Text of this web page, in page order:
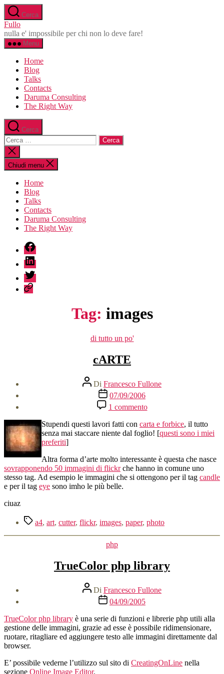
Salta
al
contenuto
Cerca
Fullo
nulla e' impossibile per chi non lo deve fare!
Menu
Home
Blog
Talks
Contacts
Daruma Consulting
The Right Way
Cerca
Cerca:
Chiudi
la
ricerca
Chiudi menu
Home
Blog
Talks
Contacts
Daruma Consulting
The Right Way
fb
linkedin
twitter
sessionize
Tag: images
Categorie
di tutto un po'
cARTE
Autore
articolo
Di Francesco Fullone
Data
dell'articolo
07/09/2006
1 commentosu
cARTE
Stupendi questi lavori fatti con carta e forbice, il tutto
senza mai staccare niente dal foglio! [questi sono i miei
preferiti]
Altra forma d’arte molto interessante è questa che nasce
sovrapponendo 50 immagini di flickrche hanno in comune uno
stesso tag. Ad esempio le immagini che si ottengono per il tag candle
e per il tag eye sono imho le più belle.
ciuaz
Tag a4, art, cutter, flickr, images, paper, photo
Categorie
php
TrueColor php library
Autore
articolo
Di Francesco Fullone
Data
dell'articolo
04/09/2005
TrueColor php library è una serie di funzioni e librerie php utili alla
gestione delle immagini, grazie ad esse è possibile ridimensionare,
ruotare, ritagliare ed aggiungere testo alle immagini direttamente dal
browser.
E’ possibile vederne l’utilizzo sul sito di CreatingOnLine nella
sezione Online Image Editor.